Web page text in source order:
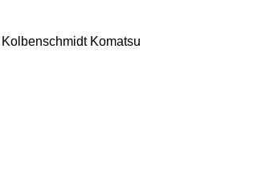
Kolbenschmidt Komatsu